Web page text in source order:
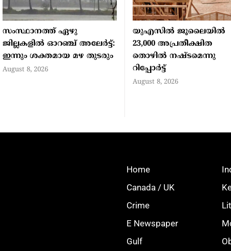
സംസ്ഥാനത്ത് ഏഴു
ജില്ലകളില്‍ ഓറഞ്ച് അലേര്‍ട്ട്:
ഇന്നും ശക്തമായ മഴ തുടരും
August 8, 2026
യുഎസില്‍ ജൂലൈയില്‍
23,000 അപ്രതീക്ഷിത
തൊഴില്‍ നഷ്ടമെന്നു
റിപ്പോര്‍ട്ട്
August 8, 2026
Home
Canada / UK
Crime
E Newspaper
Gulf